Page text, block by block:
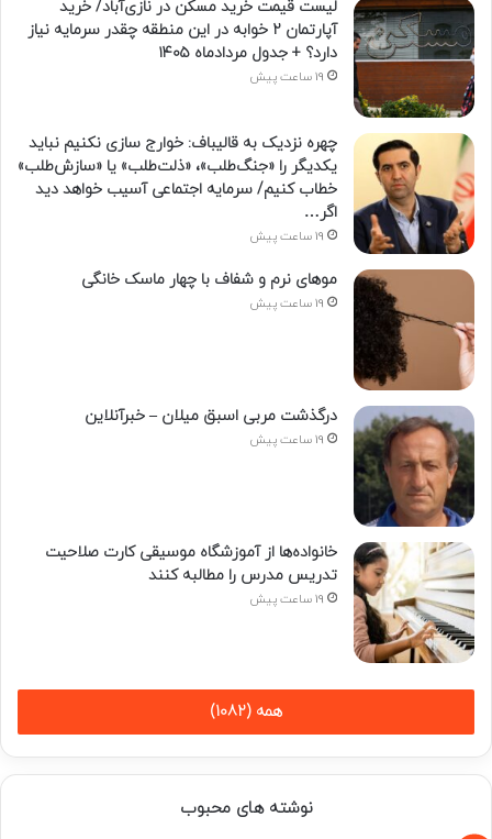
لیست قیمت خرید مسکن در نازی‌آباد/ خرید
آپارتمان ۲ خوابه در این منطقه چقدر سرمایه نیاز
دارد؟ + جدول مردادماه ۱۴۰۵
19 ساعت پیش
چهره نزدیک به قالیباف: خوارج سازی نکنیم نباید
یکدیگر را «جنگ‌طلب»، «ذلت‌طلب» یا «سازش‌طلب»
خطاب کنیم/ سرمایه اجتماعی آسیب خواهد دید
اگر…
19 ساعت پیش
موهای نرم و شفاف با چهار ماسک خانگی
19 ساعت پیش
درگذشت مربی اسبق میلان – خبرآنلاین
19 ساعت پیش
خانواده‌ها از آموزشگاه موسیقی کارت صلاحیت
تدریس مدرس را مطالبه کنند
19 ساعت پیش
همه (1082)
نوشته های محبوب